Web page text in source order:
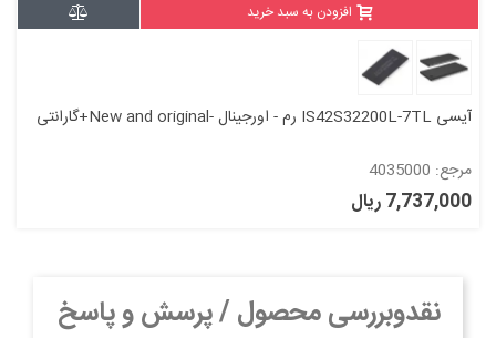
افزودن به سبد خرید
آیسی IS42S32200L-7TL رم - اورجینال -New and original+گارانتی
مرجع: 4035000
7,737,000 ریال
نقدوبررسی محصول / پرسش و پاسخ